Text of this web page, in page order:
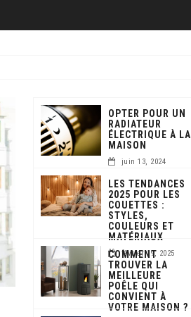
OPTER POUR UN
RADIATEUR
ÉLECTRIQUE À LA
MAISON
juin 13, 2024
LES TENDANCES
2025 POUR LES
COUETTES :
STYLES,
COULEURS ET
MATÉRIAUX
février 19, 2025
COMMENT
TROUVER LA
MEILLEURE
POÊLE QUI
CONVIENT À
VOTRE MAISON ?